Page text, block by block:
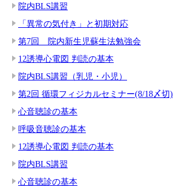
院内BLS講習
「異常の気付き」と初期対応
第7回 院内新生児蘇生法勉強会
12誘導心電図 判読の基本
院内BLS講習（乳児・小児）
第2回 循環フィジカルセミナー(8/18〆切)
心音聴診の基本
呼吸音聴診の基本
12誘導心電図 判読の基本
院内BLS講習
心音聴診の基本